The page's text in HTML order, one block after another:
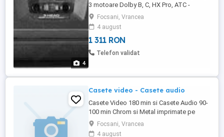
4
3 motoare Dolby B, C, HX Pro, ATC -
calibrare automata a benzii, rezulta
inregistrari identice cu sursa. Nu accept
schimburi. Orice ofertă cu ultim preț sau
sub prețul afișat este ignorată și vă dau
block direct. Vă rog nu pierdeți timpul dvs
Focsani, Vrancea
4 august
1 311 RON
Telefon validat
Casete video - Casete audio
Casete Video 180 min si Casete Audio 90-
100 min Chrom si Metal imprimate pe
Nakamichi Dragon si Techmics RSB-965
cu livrare personala.
Focsani, Vrancea
4 august